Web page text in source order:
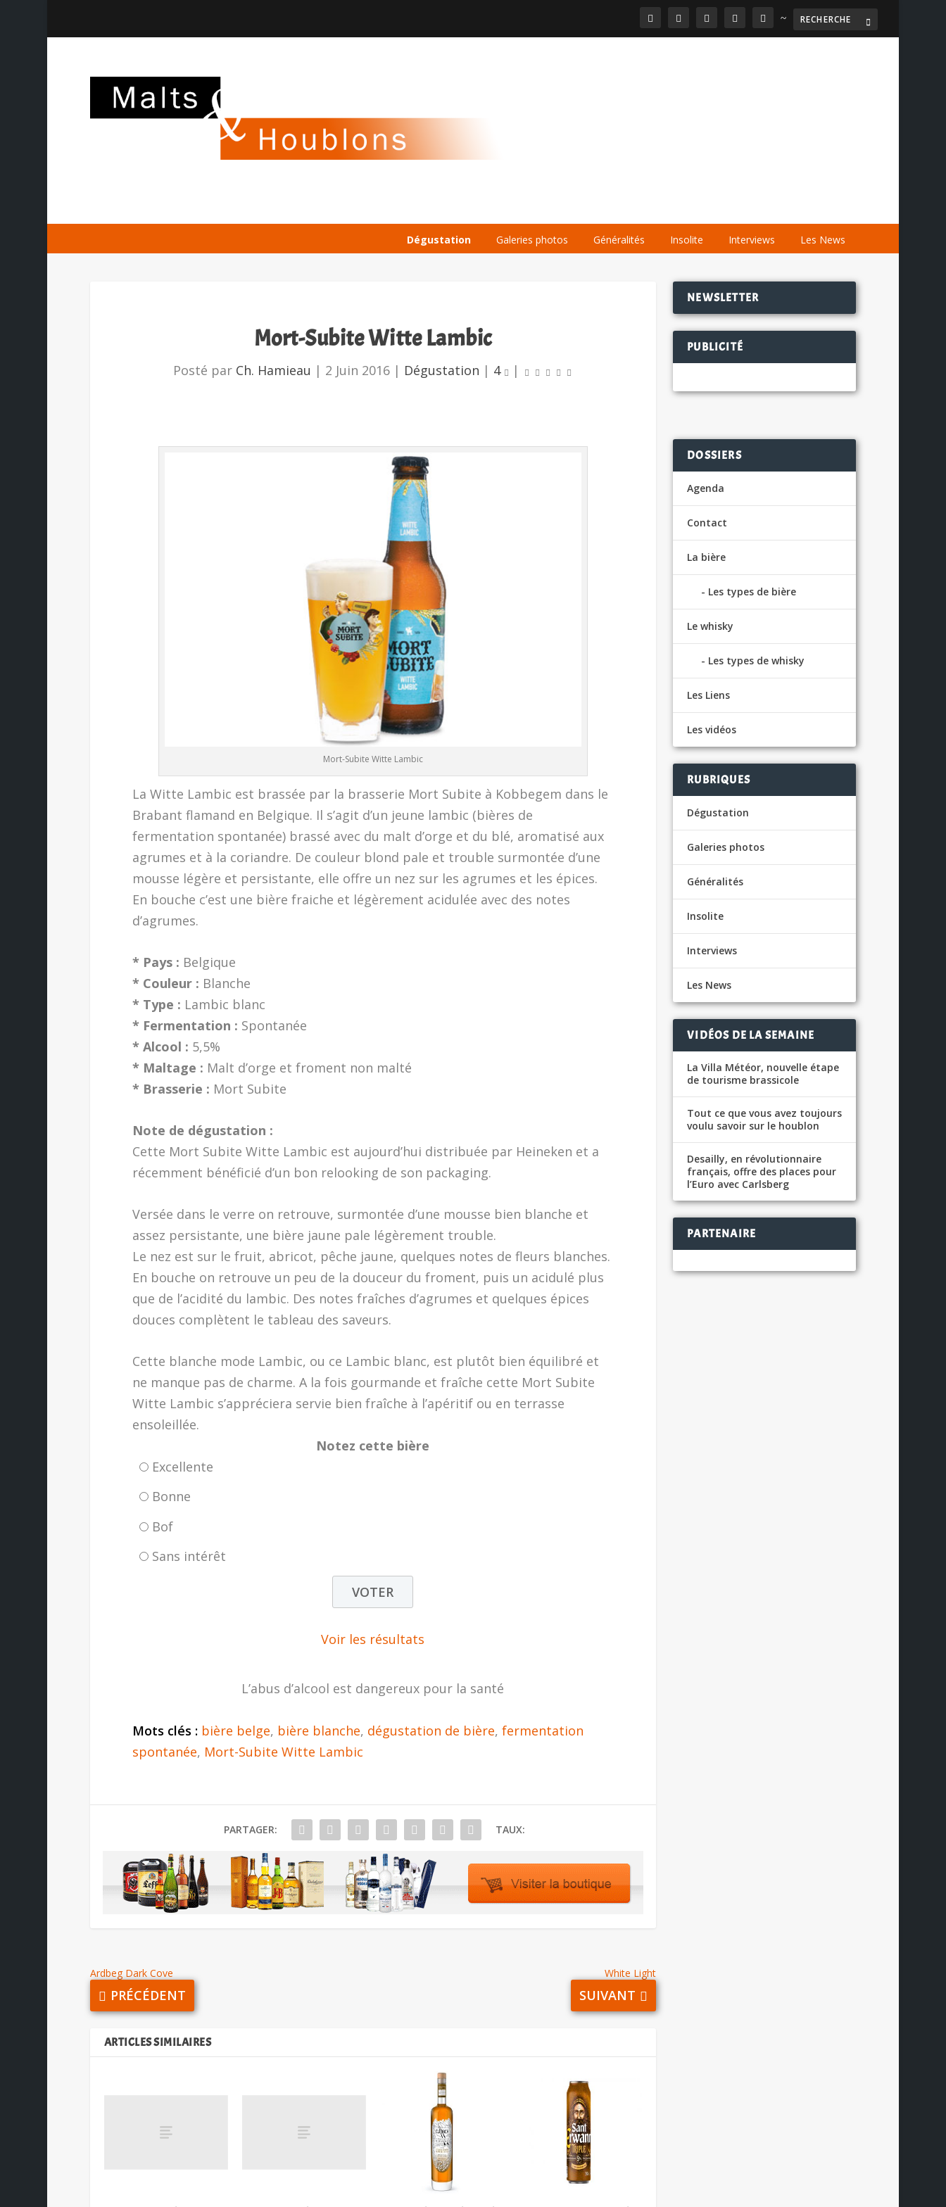
~
Dégustation Galeries photos Généralités Insolite Interviews Les News
Mort-Subite Witte Lambic
Posté par Ch. Hamieau | 2 Juin 2016 | Dégustation | 4 |
Mort-Subite Witte Lambic
La Witte Lambic est brassée par la brasserie Mort Subite à Kobbegem dans le
Brabant flamand en Belgique. Il s’agit d’un jeune lambic (bières de
fermentation spontanée) brassé avec du malt d’orge et du blé, aromatisé aux
agrumes et à la coriandre. De couleur blond pale et trouble surmontée d’une
mousse légère et persistante, elle offre un nez sur les agrumes et les épices.
En bouche c’est une bière fraiche et légèrement acidulée avec des notes
d’agrumes.
* Pays : Belgique
* Couleur : Blanche
* Type : Lambic blanc
* Fermentation : Spontanée
* Alcool : 5,5%
* Maltage : Malt d’orge et froment non malté
* Brasserie : Mort Subite
Note de dégustation :
Cette Mort Subite Witte Lambic est aujourd’hui distribuée par Heineken et a
récemment bénéficié d’un bon relooking de son packaging.
Versée dans le verre on retrouve, surmontée d’une mousse bien blanche et
assez persistante, une bière jaune pale légèrement trouble.
Le nez est sur le fruit, abricot, pêche jaune, quelques notes de fleurs blanches.
En bouche on retrouve un peu de la douceur du froment, puis un acidulé plus
que de l’acidité du lambic. Des notes fraîches d’agrumes et quelques épices
douces complètent le tableau des saveurs.
Cette blanche mode Lambic, ou ce Lambic blanc, est plutôt bien équilibré et
ne manque pas de charme. A la fois gourmande et fraîche cette Mort Subite
Witte Lambic s’appréciera servie bien fraîche à l’apéritif ou en terrasse
ensoleillée.
Notez cette bière
Excellente
Bonne
Bof
Sans intérêt
Voir les résultats
L’abus d’alcool est dangereux pour la santé
Mots clés : bière belge, bière blanche, dégustation de bière, fermentation
spontanée, Mort-Subite Witte Lambic
PARTAGER: TAUX:
Ardbeg Dark Cove
PRÉCÉDENT
White Light
SUIVANT
ARTICLES SIMILAIRES
NEWSLETTER
PUBLICITÉ
DOSSIERS
Agenda
Contact
La bière
Les types de bière
Le whisky
Les types de whisky
Les Liens
Les vidéos
RUBRIQUES
Dégustation
Galeries photos
Généralités
Insolite
Interviews
Les News
VIDÉOS DE LA SEMAINE
La Villa Météor, nouvelle étape
de tourisme brassicole
Tout ce que vous avez toujours
voulu savoir sur le houblon
Desailly, en révolutionnaire
français, offre des places pour
l’Euro avec Carlsberg
PARTENAIRE